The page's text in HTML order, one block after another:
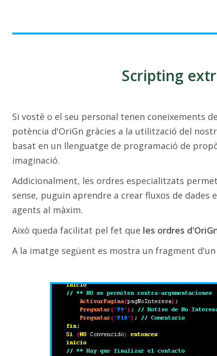
Scripting
Si vostè o el seu personal tenen coneixements
potència d'OriGn gràcies a la utilització del
basat en un llenguatge de programació de
imaginació.
Addicionalment, les ordres especialitzats
sense, puguin aprendre a crear fluxos de
agents al màxim.
Això queda facilitat pel fet que les ordres
A la imatge següent es mostra un fragment